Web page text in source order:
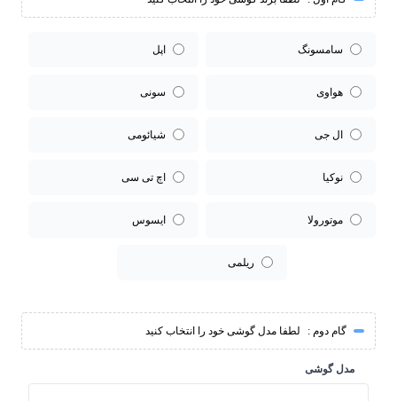
سامسونگ اپل
هواوی سونی
ال جی شیائومی
نوکیا اچ تی سی
موتورولا ایسوس
ریلمی
گام دوم : لطفا مدل گوشی خود را انتخاب کنید
مدل گوشی